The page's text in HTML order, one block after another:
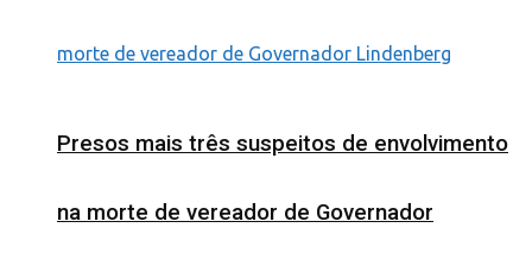
Presos mais três suspeitos de envolvimento
na morte de vereador de Governador